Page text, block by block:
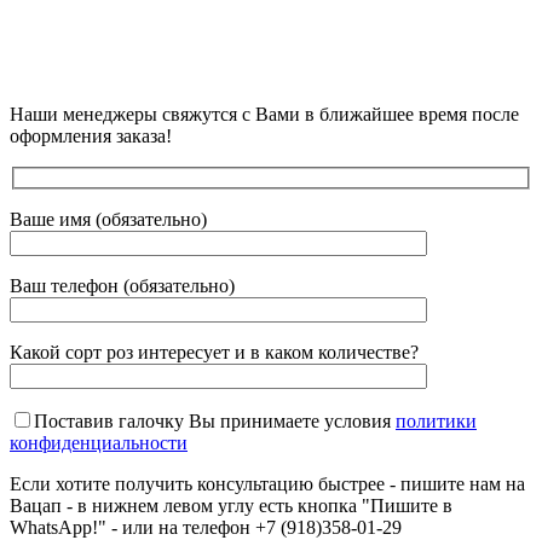
Наши менеджеры свяжутся с Вами в ближайшее время после
оформления заказа!
Ваше имя (обязательно)
Ваш телефон (обязательно)
Какой сорт роз интересует и в каком количестве?
Поставив галочку Вы принимаете условия политики
конфиденциальности
Если хотите получить консультацию быстрее - пишите нам на
Вацап - в нижнем левом углу есть кнопка "Пишите в
WhatsApp!" - или на телефон +7 (918)358-01-29